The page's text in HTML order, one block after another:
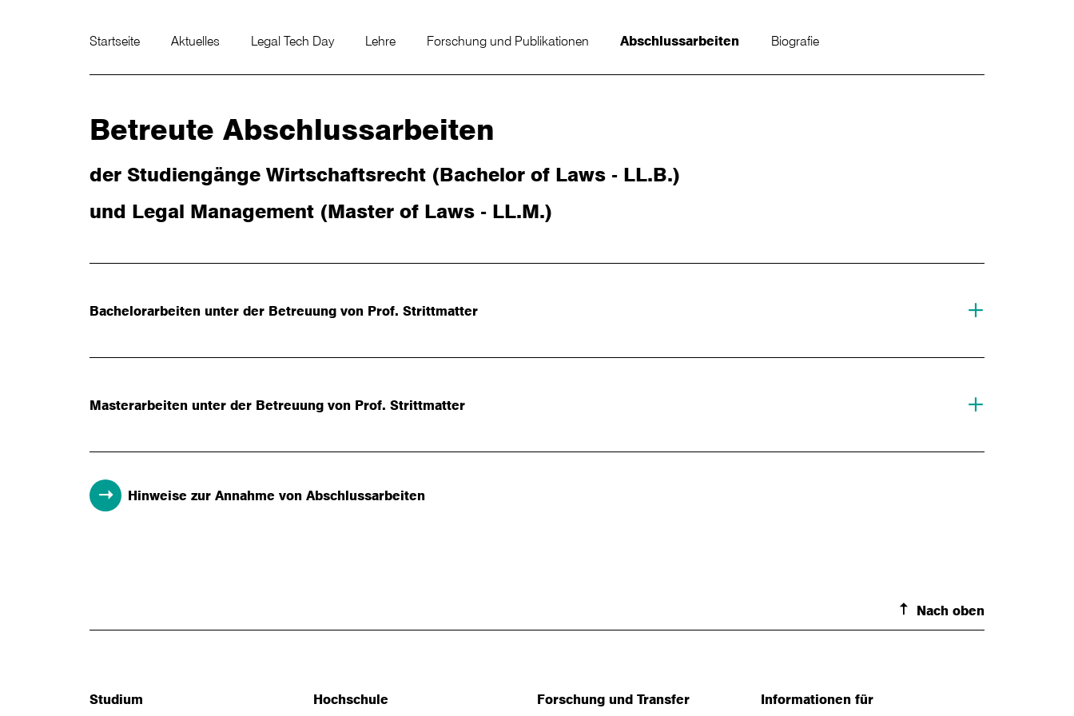
Startseite Aktuelles Legal Tech Day Lehre Forschung und Publikationen Abschlussarbeiten Biografie
Betreute Abschlussarbeiten
der Studiengänge Wirtschaftsrecht (Bachelor of Laws - LL.B.)
und Legal Management (Master of Laws - LL.M.)
Bachelorarbeiten unter der Betreuung von Prof. Strittmatter
Masterarbeiten unter der Betreuung von Prof. Strittmatter
Hinweise zur Annahme von Abschlussarbeiten
Nach oben
Studium Hochschule Forschung und Transfer Informationen für